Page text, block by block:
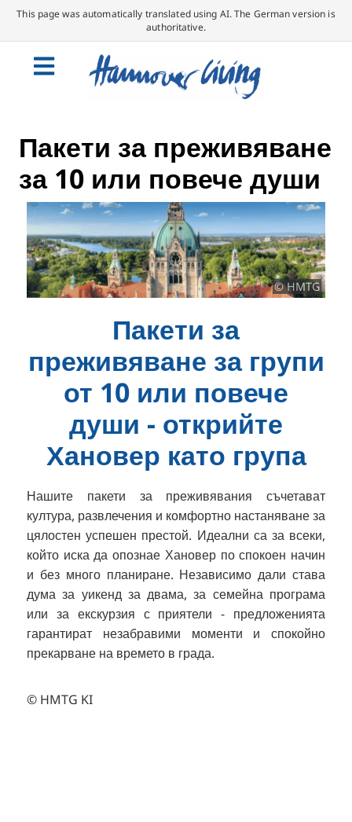
This page was automatically translated using AI. The German version is
authoritative.
Пакети за преживяване
за 10 или повече души
© HMTG
Пакети за
преживяване за групи
от 10 или повече
души - открийте
Хановер като група
Нашите пакети за преживявания съчетават
култура, развлечения и комфортно настаняване за
цялостен успешен престой. Идеални са за всеки,
който иска да опознае Хановер по спокоен начин
и без много планиране. Независимо дали става
дума за уикенд за двама, за семейна програма
или за екскурзия с приятели - предложенията
гарантират незабравими моменти и спокойно
прекарване на времето в града.
© HMTG KI